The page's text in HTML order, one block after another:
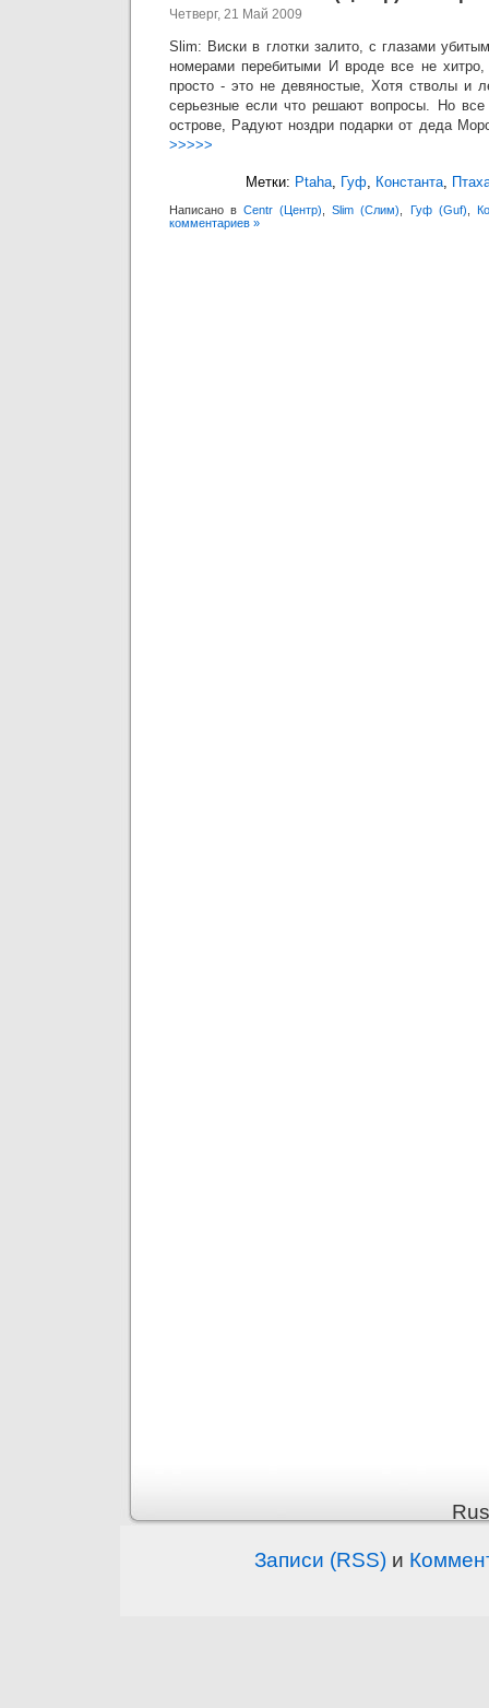
Четверг, 21 Май 2009
Slim: Виски в глотки залито, с глазами
номерами перебитыми И вроде все не
просто - это не девяностые, Хотя стволы и
серьезные если что решают вопросы. Но
острове, Радуют ноздри подарки от деда
>>>>>
Метки: Ptaha, Гуф, Константа,
Написано вCentr (Центр) ,Slim (Слим) Гуф (Guf)
комментариев »
Записи (RSS) и